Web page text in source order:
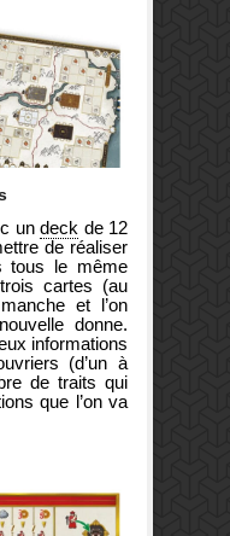
undeck de 12
de réaliser
tous le même
cartes (au
et l’on
donne.
informations
(d’un à
de traits qui
que l’on va